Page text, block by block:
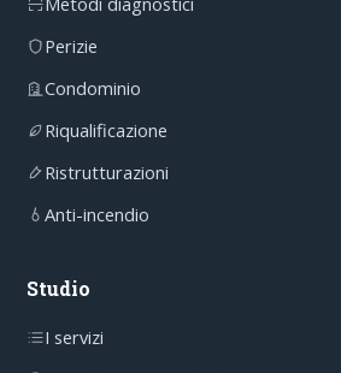
Perizie
Condominio
Riqualificazione
Ristrutturazioni
Anti-incendio
Studio
I servizi